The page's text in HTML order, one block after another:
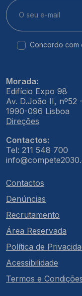
Concordo com
Morada:
Edifício Expo 98
Av. D.João II, nº52
1990-096 Lisboa
Direções
Contactos:
Tel: 211 548 700
Contactos
Denúncias
Recrutamento
Área Reservada
Política de
Acessibilidade
Termos e